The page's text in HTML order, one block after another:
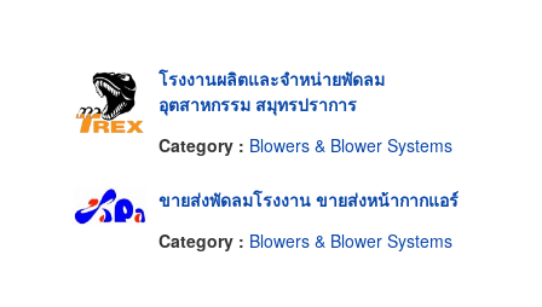
โรงงานผลิตและจำหน่ายพัดลม
อุตสาหกรรม สมุทรปราการ
Category : Blowers & Blower Systems
ขายส่งพัดลมโรงงาน ขายส่งหน้ากากแอร์
Category : Blowers & Blower Systems